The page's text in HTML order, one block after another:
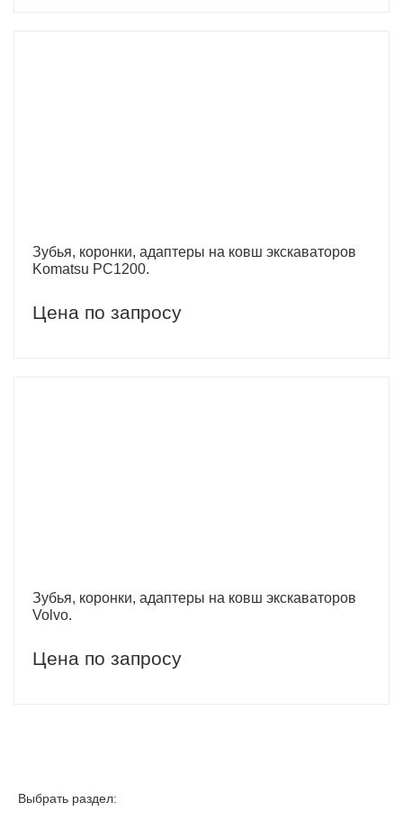
Зубья, коронки, адаптеры на ковш экскаваторов
Komatsu PC1200.
Цена по запросу
Зубья, коронки, адаптеры на ковш экскаваторов
Volvo.
Цена по запросу
Выбрать раздел: